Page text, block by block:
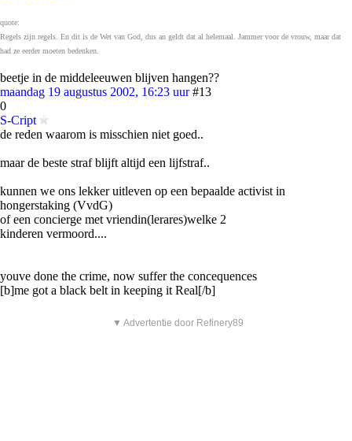
quote:
Regels zijn regels. En dit is de Wet van God, dus an geldt dat al helemaal. Jammer voor de vrouw, maar dat
had ze eerder moeten bedenken.
beetje in de middeleeuwen blijven hangen??
maandag 19 augustus 2002, 16:23 uur #13
0
S-Cript
de reden waarom is misschien niet goed..
maar de beste straf blijft altijd een lijfstraf..
kunnen we ons lekker uitleven op een bepaalde activist in
hongerstaking (VvdG)
of een concierge met vriendin(lerares)welke 2
kinderen vermoord....
youve done the crime, now suffer the concequences
[b]me got a black belt in keeping it Real[/b]
▼ Advertentie door Refinery89